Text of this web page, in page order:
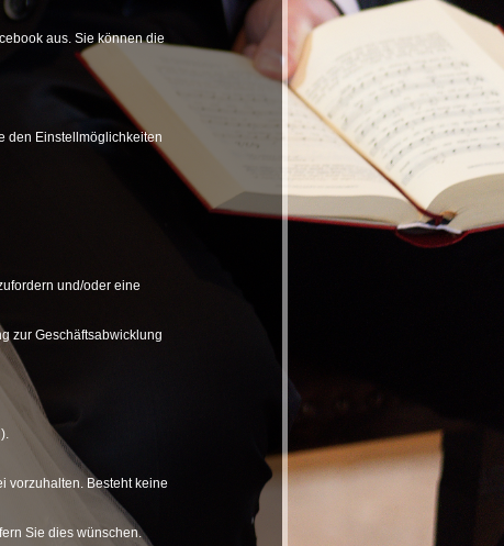
aus. Sie können die
den Einstellmöglichkeiten
und/oder eine
zur Geschäftsabwicklung
vorzuhalten. Besteht keine
Sie dies wünschen.